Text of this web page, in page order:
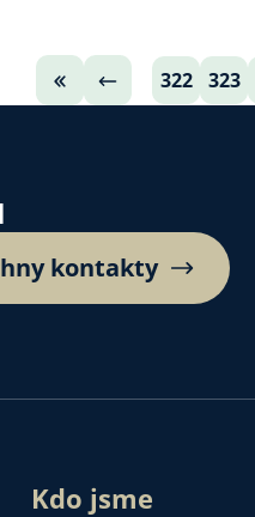
322 323
kontakty
Kdo jsme